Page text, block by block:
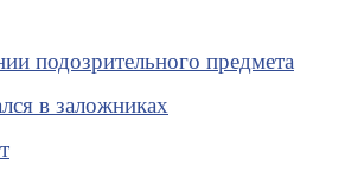
подозрительного предмета
в заложниках